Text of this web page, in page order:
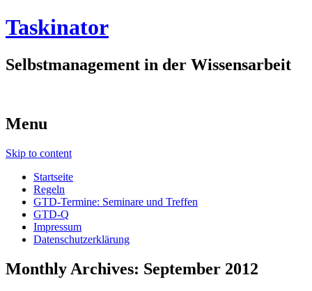
Taskinator
Selbstmanagement in der Wissensarbeit
Menu
Skip to content
Startseite
Regeln
GTD-Termine: Seminare und Treffen
GTD-Q
Impressum
Datenschutzerklärung
Monthly Archives: September 2012